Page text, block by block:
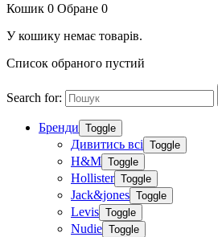
Кошик 0 Обране 0
У кошику немає товарів.
Список обраного пустий
Search for:
Бренди Toggle
Дивитись всі Toggle
H&M Toggle
Hollister Toggle
Jack&jones Toggle
Levis Toggle
Nudie Toggle